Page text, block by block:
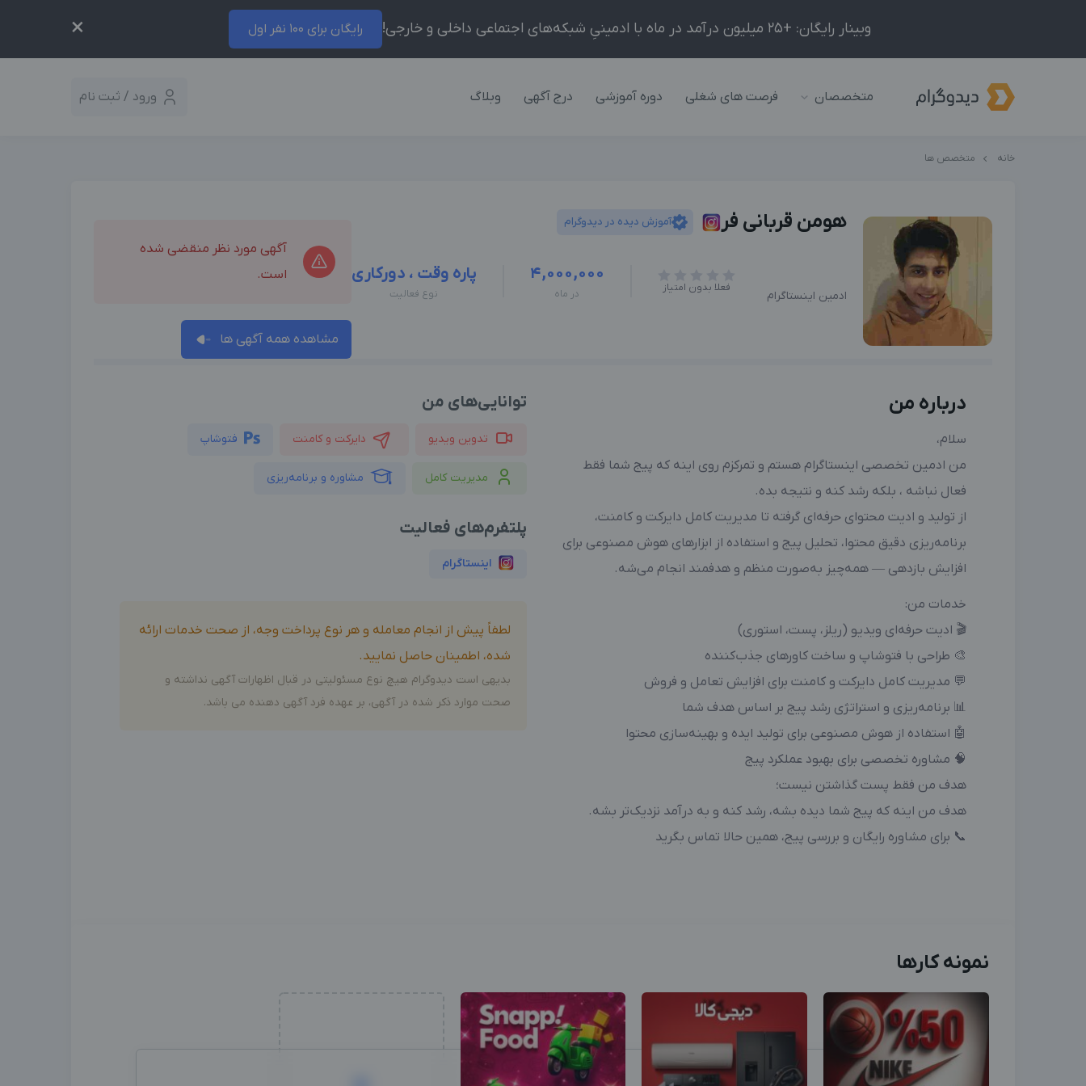
وبینار رایگان: +25 میلیون درآمد در ماه با ادمینیِ شبکه‌های اجتماعی داخلی و خارجی! رایگان برای 100 نفر اول ×
متخصصان فرصت های شغلی دوره آموزشی درج آگهی وبلاگ ورود / ثبت نام
خانه متخصص ها
هومن قربانی فر آموزش دیده در دیدوگرام
ادمین اینستاگرام
فعلا بدون امتیاز
4,000,000
در ماه
پاره وقت ، دورکاری
نوع فعالیت
آگهی مورد نظر منقضی شده
است.
مشاهده همه آگهی ها
درباره من
سلام،
من ادمین تخصصی اینستاگرام هستم و تمرکزم روی اینه که پیج شما فقط
فعال نباشه ، بلکه رشد کنه و نتیجه بده.
از تولید و ادیت محتوای حرفه‌ای گرفته تا مدیریت کامل دایرکت و کامنت،
برنامه‌ریزی دقیق محتوا، تحلیل پیج و استفاده از ابزارهای هوش مصنوعی برای
افزایش بازدهی — همه‌چیز به‌صورت منظم و هدفمند انجام می‌شه.
خدمات من:
🎬 ادیت حرفه‌ای ویدیو (ریلز، پست، استوری)
🎨 طراحی با فتوشاپ و ساخت کاورهای جذب‌کننده
💬 مدیریت کامل دایرکت و کامنت برای افزایش تعامل و فروش
📊 برنامه‌ریزی و استراتژی رشد پیج بر اساس هدف شما
🤖 استفاده از هوش مصنوعی برای تولید ایده و بهینه‌سازی محتوا
🧠 مشاوره تخصصی برای بهبود عملکرد پیج
هدف من فقط پست گذاشتن نیست؛
هدف من اینه که پیج شما دیده بشه، رشد کنه و به درآمد نزدیک‌تر بشه.
📞 برای مشاوره رایگان و بررسی پیج، همین حالا تماس بگرید
توانایی‌های من
تدوین ویدیو دایرکت و کامنت فتوشاپ
مدیریت کامل مشاوره و برنامه‌ریزی
پلتفرم‌های فعالیت
اینستاگرام
لطفاً پیش از انجام معامله و هر نوع پرداخت وجه، از صحت خدمات ارائه
شده، اطمینان حاصل نمایید.
بدیهی است دیدوگرام هیچ نوع مسئولیتی در قبال اظهارات آگهی نداشته و
صحت موارد ذکر شده در آگهی، بر عهده فرد آگهی دهنده می باشد.
نمونه کارها